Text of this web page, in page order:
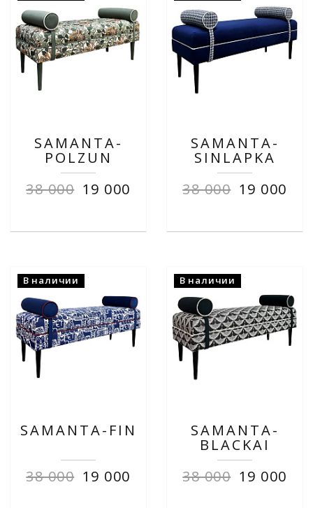
SAMANTA-
POLZUN
38 000 19 000
SAMANTA-
SINLAPKA
38 000 19 000
В наличии
SAMANTA-FIN
38 000 19 000
В наличии
SAMANTA-
BLACKAI
38 000 19 000